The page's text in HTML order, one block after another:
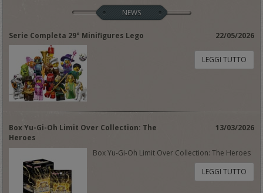
NEWS
Serie Completa 29° Minifigures Lego 22/05/2026
LEGGI TUTTO
Box Yu-Gi-Oh Limit Over Collection: The
Heroes
13/03/2026
Box Yu-Gi-Oh Limit Over Collection: The Heroes
LEGGI TUTTO